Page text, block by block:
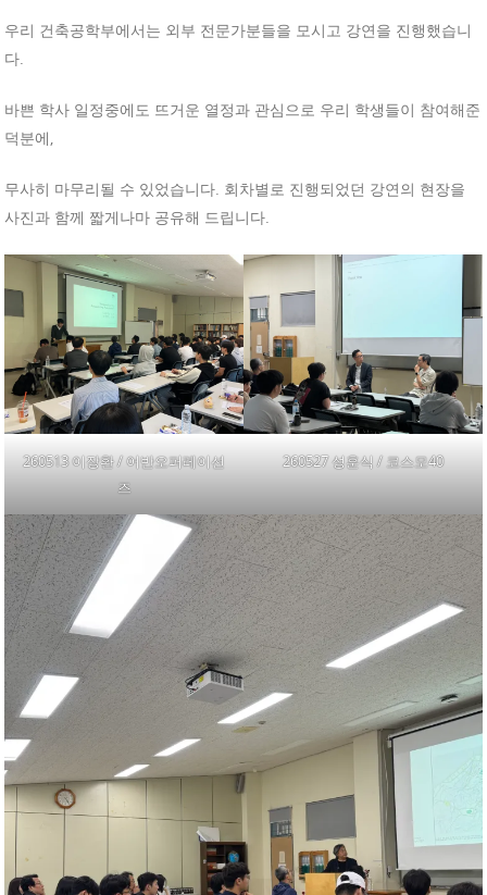
우리 건축공학부에서는 외부 전문가분들을 모시고 강연을 진행했습니
다.
바쁜 학사 일정중에도 뜨거운 열정과 관심으로 우리 학생들이 참여해준
덕분에,
무사히 마무리될 수 있었습니다. 회차별로 진행되었던 강연의 현장을
사진과 함께 짧게나마 공유해 드립니다.
260513 이장환 / 어반오퍼레이션
즈
260527 성훈식 / 코스모40